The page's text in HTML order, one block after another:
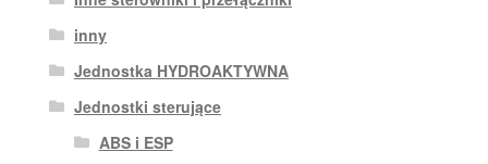
inny
Jednostka HYDROAKTYWNA
Jednostki sterujące
ABS i ESP